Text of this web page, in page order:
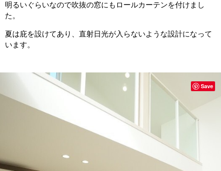
明るいぐらいなので吹抜の窓にもロールカーテンを付けまし
た。
夏は庇を設けてあり、直射日光が入らないような設計になって
います。
Save